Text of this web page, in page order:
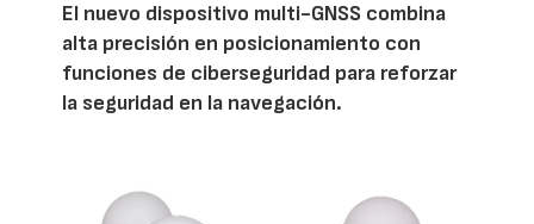
El nuevo dispositivo multi-GNSS combina
alta precisión en posicionamiento con
funciones de ciberseguridad para reforzar
la seguridad en la navegación.